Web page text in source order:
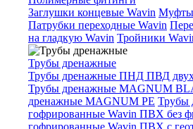
Заглушки концевые Wavin Муфты
Патрубки переходные Wavin
на гладкую Wavin Тройники
Трубы дренажные
Трубы дренажные ПНД ПВД
Трубы дренажные MAGNUM
дренажные MAGNUM PE Трубы
гофрированные Wavin ПВХ без
гофрированные Wavin ПВХ с